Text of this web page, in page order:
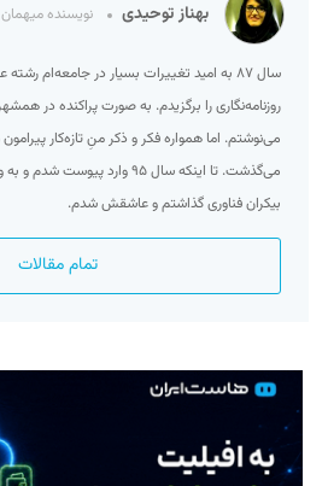
بهناز توحیدی نویسنده میهمان
سال ۸۷ به امید تغییرات بسیار در جامعه‌ام
روزنامه‌نگاری را برگزیدم. به صورت پراکنده در
می‌نوشتم. اما همواره فکر و ذکر منِ تازه‌کار
می‌گذشت. تا اینکه سال ۹۵ وارد
بیکران فناوری گذاشتم و عاشقش شدم.
تمام مقالات